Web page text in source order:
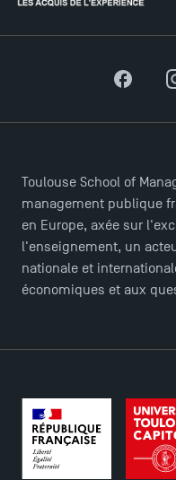
TSM Éducation
TSM-Research
Toulouse School of
management publique
en Europe, axée sur
l'enseignement, un
nationale et
économiques et aux